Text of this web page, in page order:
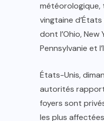
météorologique,
vingtaine
dont l’Ohio, New
Pennsylvanie et
États-Unis,
autorités
foyers sont
les plus